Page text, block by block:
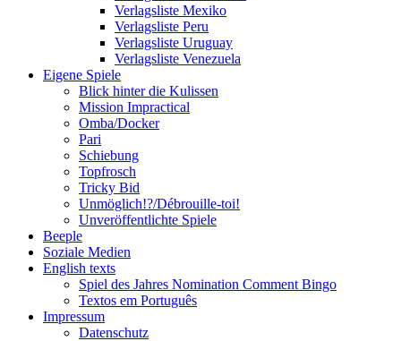
Verlagsliste Mexiko
Verlagsliste Peru
Verlagsliste Uruguay
Verlagsliste Venezuela
Eigene Spiele
Blick hinter die Kulissen
Mission Impractical
Omba/Docker
Pari
Schiebung
Topfrosch
Tricky Bid
Unmöglich!?/Débrouille-toi!
Unveröffentlichte Spiele
Beeple
Soziale Medien
English texts
Spiel des Jahres Nomination Comment Bingo
Textos em Português
Impressum
Datenschutz